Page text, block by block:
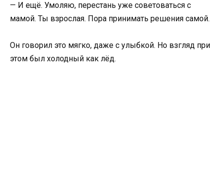
— И ещё. Умоляю, перестань уже советоваться с
мамой. Ты взрослая. Пора принимать решения самой.
Он говорил это мягко, даже с улыбкой. Но взгляд при
этом был холодный как лёд.